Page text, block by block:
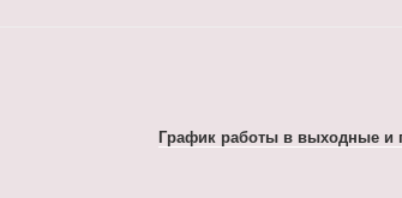
График работы в выходные и